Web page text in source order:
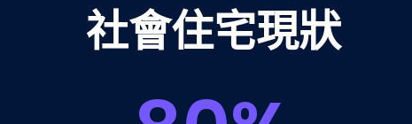
社會住宅現狀